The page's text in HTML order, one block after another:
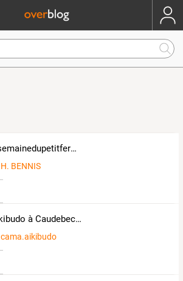
lasemainedupetitfermier.over-blog.com
H. BENNIS
Aïkibudo à Caudebec en Caux
cama.aikibudo